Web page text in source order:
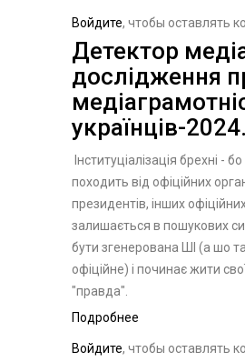
українців
локаціях
Войдите, чтобы оставлять
Детектор
дослідження
українців-2024.
Інституціалізація брехні -
походить від офіційних
президентів, інших
залишається в пошукових
бути згенерована ШІ (а шо
офіційне) і починає жити
"правда".
Подробнее
дослідження про
Войдите, чтобы оставлять